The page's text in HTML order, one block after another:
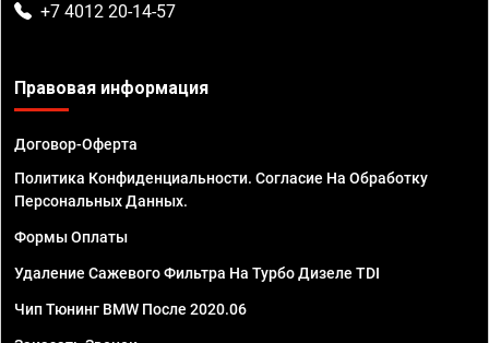
+7 4012 20-14-57
Правовая информация
Договор-Оферта
Политика Конфиденциальности. Согласие На Обработку
Персональных Данных.
Формы Оплаты
Удаление Сажевого Фильтра На Турбо Дизеле TDI
Чип Тюнинг BMW После 2020.06